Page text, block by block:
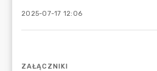
2025-07-17 12:06
ZAŁĄCZNIKI